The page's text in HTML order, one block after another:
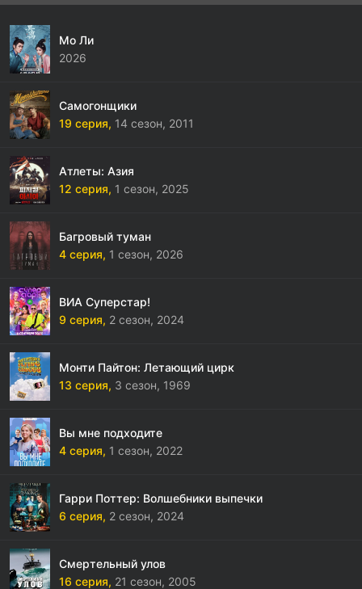
Мо Ли
2026
Самогонщики
19 серия, 14 сезон, 2011
Атлеты: Азия
12 серия, 1 сезон, 2025
Багровый туман
4 серия, 1 сезон, 2026
ВИА Суперстар!
9 серия, 2 сезон, 2024
Монти Пайтон: Летающий цирк
13 серия, 3 сезон, 1969
Вы мне подходите
4 серия, 1 сезон, 2022
Гарри Поттер: Волшебники выпечки
6 серия, 2 сезон, 2024
Смертельный улов
16 серия, 21 сезон, 2005